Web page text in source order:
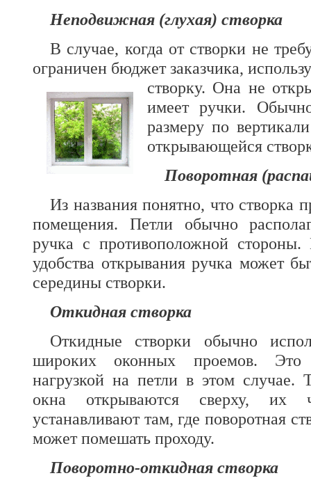
Неподвижная (глухая) створка
В случае, когда от створки не
ограничен бюджет заказчика,
створку. Она не
имеет ручки.
размеру по
открывающейся
Поворотная
Из названия понятно, что створка
помещения. Петли обычно
ручка с противоположной
удобства открывания ручка может
середины створки.
Откидная створка
Откидные створки обычно
широких оконных проемов. Это
нагрузкой на петлив этом случае.
окна открываются сверху, их
устанавливают там, где поворотная
может помешать проходу.
Поворотно-откидная створка